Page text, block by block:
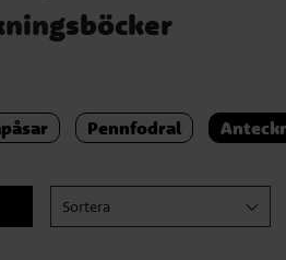
Pennfodral
Sortera